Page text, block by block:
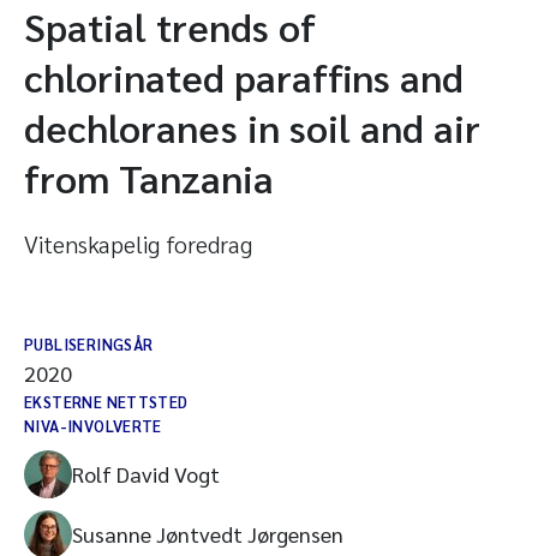
Spatial trends of
chlorinated paraffins and
dechloranes in soil and air
from Tanzania
Vitenskapelig foredrag
PUBLISERINGSÅR
2020
EKSTERNE NETTSTED
NIVA-INVOLVERTE
Rolf David Vogt
Susanne Jøntvedt Jørgensen